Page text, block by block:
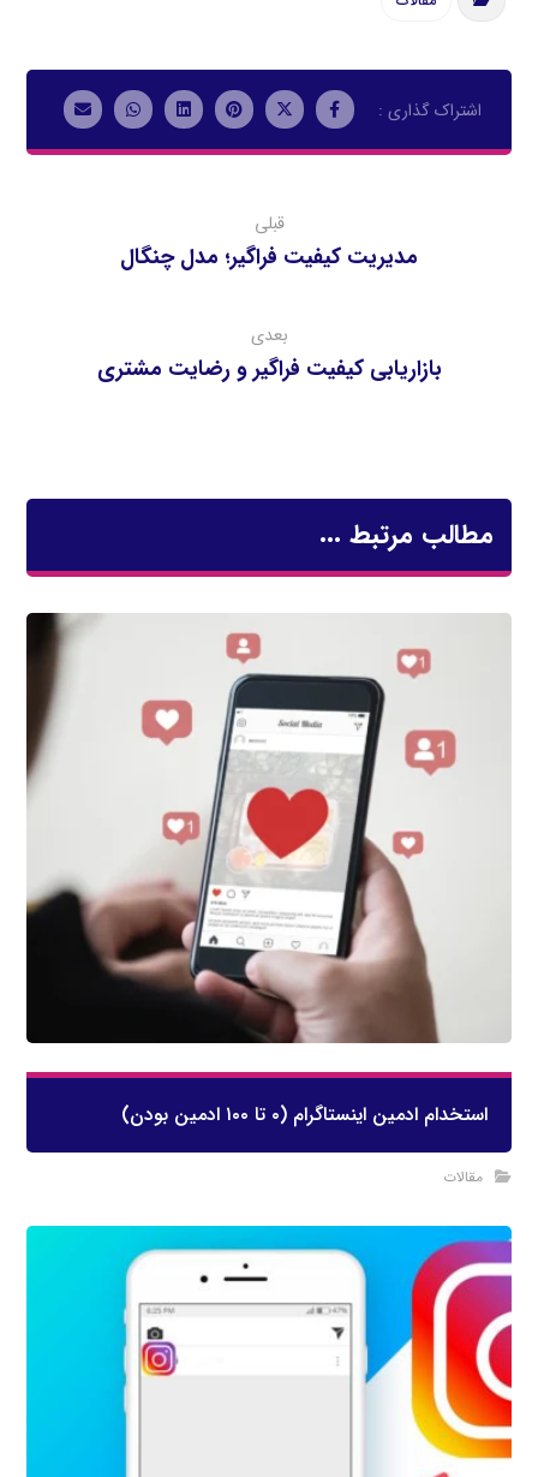
قبلی
‌مدیریت كیفیت فراگیر؛ مدل چنگال‌
بعدی
بازاریابی کیفیت فراگیر و رضایت مشتری
مطالب مرتبط ...
استخدام ادمین اینستاگرام (۰ تا ۱۰۰ ادمین بودن)
مقالات